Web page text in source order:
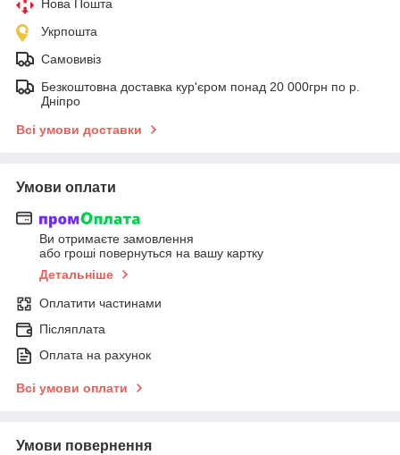
Нова Пошта
Укрпошта
Самовивіз
Безкоштовна доставка кур'єром понад 20 000грн по р.
Дніпро
Всі умови доставки
Умови оплати
Ви отримаєте замовлення
або гроші повернуться на вашу картку
Детальніше
Оплатити частинами
Післяплата
Оплата на рахунок
Всі умови оплати
Умови повернення